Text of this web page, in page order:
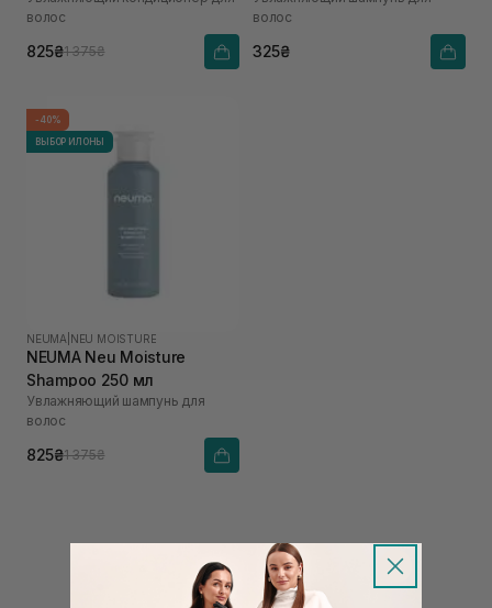
волос
825₴1 375₴
волос
325₴
-40%
ВЫБОР ИЛОНЫ
NEUMA NEU MOISTURE
NEUMA Neu Moisture
Shampoo 250 мл
Увлажняющий шампунь для
волос
825₴1 375₴